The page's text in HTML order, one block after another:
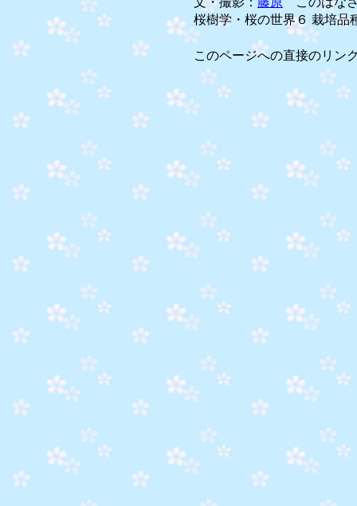
桜樹学・桜の世界６ 栽培品
このページへの直接のリン